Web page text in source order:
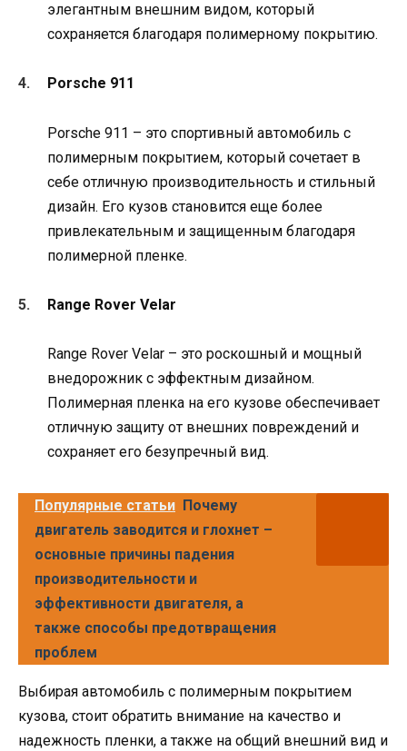
элегантным внешним видом, который
сохраняется благодаря полимерному покрытию.
Porsche 911
Porsche 911 – это спортивный автомобиль с
полимерным покрытием, который сочетает в
себе отличную производительность и стильный
дизайн. Его кузов становится еще более
привлекательным и защищенным благодаря
полимерной пленке.
Range Rover Velar
Range Rover Velar – это роскошный и мощный
внедорожник с эффектным дизайном.
Полимерная пленка на его кузове обеспечивает
отличную защиту от внешних повреждений и
сохраняет его безупречный вид.
Популярные статьи Почему
двигатель заводится и глохнет –
основные причины падения
производительности и
эффективности двигателя, а
также способы предотвращения
проблем
Выбирая автомобиль с полимерным покрытием
кузова, стоит обратить внимание на качество и
надежность пленки, а также на общий внешний вид и